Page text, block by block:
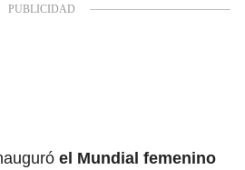
el Mundial femenino